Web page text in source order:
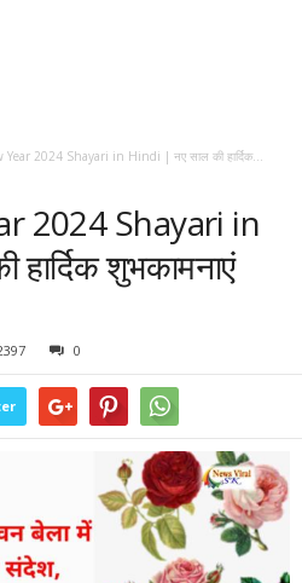
Year 2024 Shayari in Hindi | नए साल की हार्दिक...
2024 Shayari in
शुभकामनाएं
0